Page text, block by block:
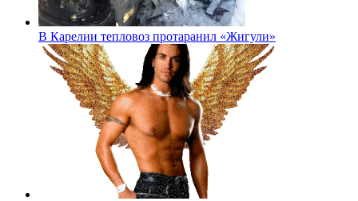
В Карелии тепловоз протаранил «Жигули»